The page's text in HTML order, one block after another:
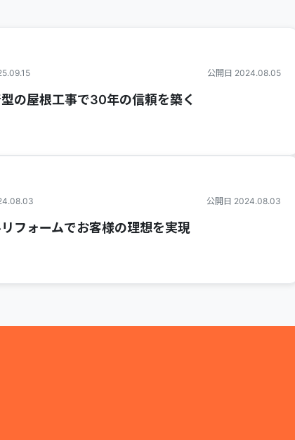
公開日 2024.08.05
の屋根工事で30年の信頼を築く
公開日 2024.08.03
リフォームでお客様の理想を実現